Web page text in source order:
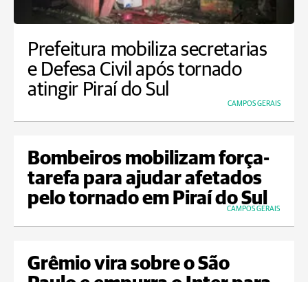
Prefeitura mobiliza secretarias
e Defesa Civil após tornado
atingir Piraí do Sul
CAMPOS GERAIS
Bombeiros mobilizam força-
tarefa para ajudar afetados
pelo tornado em Piraí do Sul
CAMPOS GERAIS
Grêmio vira sobre o São